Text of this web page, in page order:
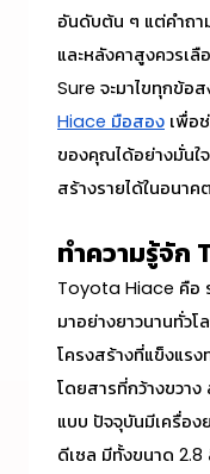
อันดับต้น ๆ แต่คำถา
และหลังคาสูงควรเ
Sure จะมาไขทุกข้อ
Hiace มือสอง เพื่อ
ของคุณได้อย่างมั่นใ
สร้างรายได้ในอนาคต
ทำความรู้จัก
Toyota Hiace คือ
มาอย่างยาวนานทั่วโ
โครงสร้างที่แข็งแร
โดยสารที่กว้างขวา
แบบ ปัจจุบันมีเครื่อ
ดีเซล มีทั้งขนาด